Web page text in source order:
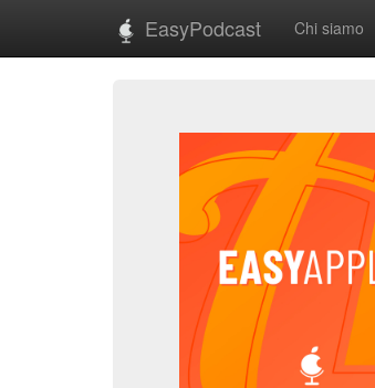
EasyPodcast Chi siamo